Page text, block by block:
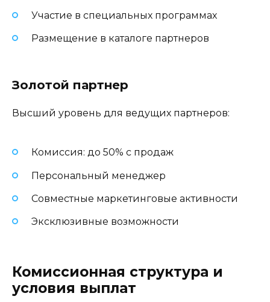
Участие в специальных программах
Размещение в каталоге партнеров
Золотой партнер
Высший уровень для ведущих партнеров:
Комиссия: до 50% с продаж
Персональный менеджер
Совместные маркетинговые активности
Эксклюзивные возможности
Комиссионная структура и
условия выплат